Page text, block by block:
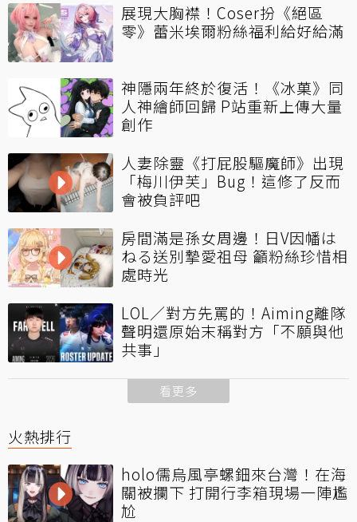
展現大胸襟！Coser扮《絕區
零》蕾米埃爾粉絲福利給好給滿
神隱兩年終於復活！《冰菓》同
人神繪師回歸 P站重新上傳大量
創作
人妻除靈《打屁股驅魔師》出現
「梅川伊芙」Bug！這修了反而
會被負評吧
房間滿是孫女周邊！日V因幡は
ねる送別摯愛祖母 籲粉絲珍惜相
處時光
LOL／對方先罵的！Aiming離隊
聲明還原始末稱對方「不願與他
共事」
看更多
火熱排行
holo儒烏風亭螺鈿來台灣！在海
關被攔下 打開行李箱現場一陣尷
尬